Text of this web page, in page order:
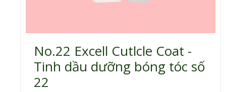
No.22 Excell Cutlcle Coat -
Tinh dầu dưỡng bóng tóc số
22